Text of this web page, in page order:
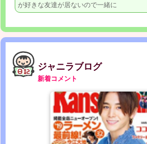
が好きな友達が居ないので一緒に
ジャニラブログ
新着コメント